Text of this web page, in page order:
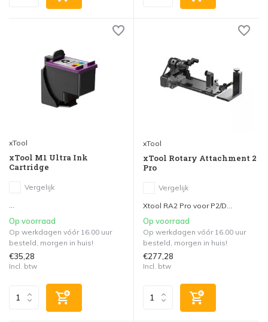
xTool
xTool M1 Ultra Ink
Cartridge
Vergelijk
Op voorraad
Op werkdagen vóór 16.00 uur
besteld, morgen in huis!
€35,28
Incl. btw
xTool
xTool Rotary Attachment 2
Pro
Vergelijk
Xtool RA2 Pro voor P2/D...
Op voorraad
Op werkdagen vóór 16.00 uur
besteld, morgen in huis!
€277,28
Incl. btw